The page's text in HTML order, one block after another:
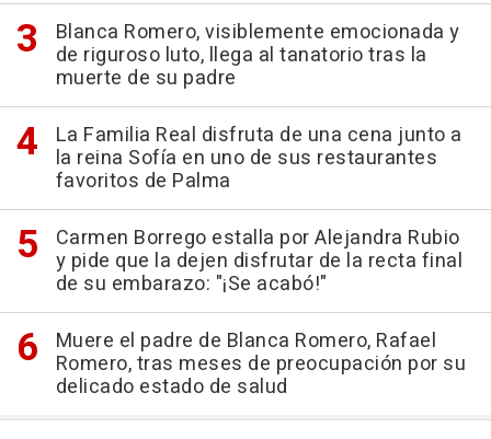
Blanca Romero, visiblemente emocionada y
de riguroso luto, llega al tanatorio tras la
muerte de su padre
La Familia Real disfruta de una cena junto a
la reina Sofía en uno de sus restaurantes
favoritos de Palma
Carmen Borrego estalla por Alejandra Rubio
y pide que la dejen disfrutar de la recta final
de su embarazo: "¡Se acabó!"
Muere el padre de Blanca Romero, Rafael
Romero, tras meses de preocupación por su
delicado estado de salud